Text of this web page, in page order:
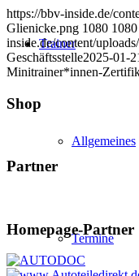
Trainer
Allgemeines
Termine
https://bbv-inside.de/
Glienicke.png 1080 1080
inside.de/content/
Geschäftsstelle2025-01-
Minitrainer*innen-
Shop
Partner
Homepage-Partner